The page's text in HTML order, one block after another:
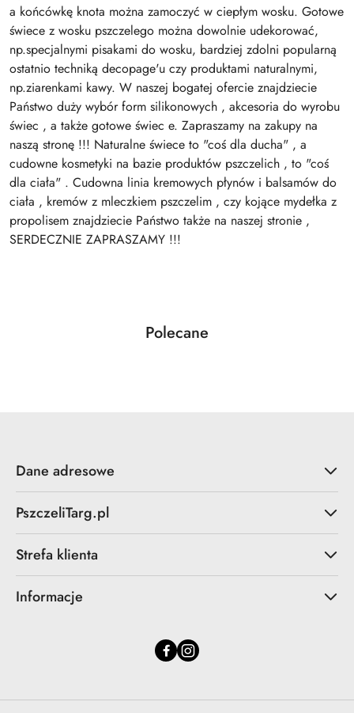
a końcówkę knota można zamoczyć w ciepłym wosku. Gotowe
świece z wosku pszczelego można dowolnie udekorować,
np.specjalnymi pisakami do wosku, bardziej zdolni popularną
ostatnio techniką decopage'u czy produktami naturalnymi,
np.ziarenkami kawy. W naszej bogatej ofercie znajdziecie
Państwo duży wybór form silikonowych , akcesoria do wyrobu
świec , a także gotowe świec e. Zapraszamy na zakupy na
naszą stronę !!! Naturalne świece to "coś dla ducha" , a
cudowne kosmetyki na bazie produktów pszczelich , to "coś
dla ciała" . Cudowna linia kremowych płynów i balsamów do
ciała , kremów z mleczkiem pszczelim , czy kojące mydełka z
propolisem znajdziecie Państwo także na naszej stronie ,
SERDECZNIE ZAPRASZAMY !!!
Pomiń karuzelę produktów
Produkty
Polecane
Dane adresowe
PszczeliTarg.pl
Strefa klienta
Informacje